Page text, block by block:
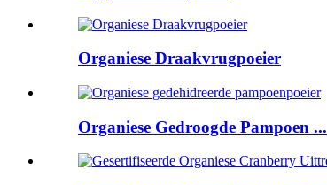
Organiese Draakvrugpoeier
Organiese Gedroogde Pampoen ...